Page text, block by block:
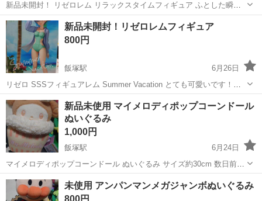
新品未開封！ リゼロレム リラックスタイムフィギュア ふとした瞬間
のオフショットフィギュアのためとても可愛くて人気です！ 他サイト
にも出品しておりますので急遽削除すらこともあります！
福岡 飯塚市 飯塚駅 おもちゃ リゼロレム
新品未開封！リゼロレムフィギュア
800円
飯塚駅
6月26日
リゼロ SSSフィギュアレム Summer Vacation とても可愛いです！！
他サイトにも出品しておりますので急遽削除することもあります！！
福岡 飯塚市 飯塚駅 フィギュア リゼロ
新品未使用 マイメロディポップコーンドール
ぬいぐるみ
1,000円
飯塚駅
6月24日
マイメロディポップコーンドール ぬいぐるみ サイズ約30cm 数日前ア
ミューズメントにてゲットしましたが片付けていてぬいぐるみは処分
している為出品させて頂きます。 袋にて保管しております♪
福岡 飯塚市 飯塚駅 おもちゃ 新品
未使用 アンパンマンメガジャンボぬいぐるみ
800円